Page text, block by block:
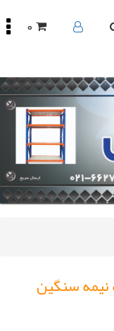
0
سنگین